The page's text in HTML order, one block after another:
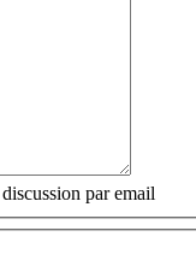
par email